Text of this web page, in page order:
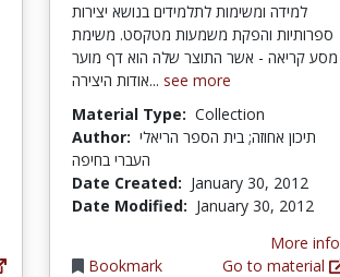
למידה ומשימות לתלמידים בנושא יצירות
ספרותיות והפקת משמעות מטקסט. משימת
מסע קריאה - אשר התוצר שלה הוא דף מוער
אודות היצירה... see more
Material Type: Collection
Author: תיכון אחוזה; בית הספר הריאלי
העברי בחיפה
Date Created: January 30, 2012
Date Modified: January 30, 2012
Bookmark
More info
Go to material